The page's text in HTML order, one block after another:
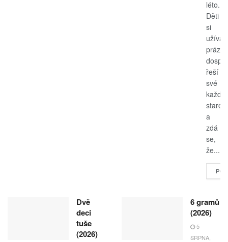
léto.
Děti
si
užívají
řeší
své
a
zdá
se,
že...
Dvě
deci
tuše
(2026)
6 gramů
(2026)
5
SRPNA,